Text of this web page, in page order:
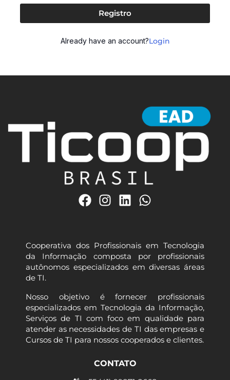
Registro
Already have an account?Login
Cooperativa dos Profissionais em Tecnologia
da Informação composta por profissionais
autônomos especializados em diversas áreas
de TI.
Nosso objetivo é fornecer profissionais
especializados em Tecnologia da Informação,
Serviços de TI com foco em qualidade para
atender as necessidades de TI das empresas e
Cursos de TI para nossos cooperados e clientes.
CONTATO